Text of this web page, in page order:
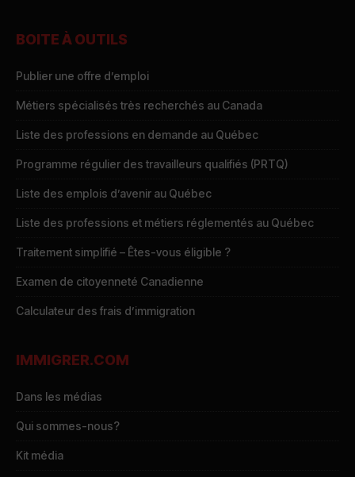
BOITE À OUTILS
Publier une offre d’emploi
Métiers spécialisés très recherchés au Canada
Liste des professions en demande au Québec
Programme régulier des travailleurs qualifiés (PRTQ)
Liste des emplois d’avenir au Québec
Liste des professions et métiers réglementés au Québec
Traitement simplifié – Êtes-vous éligible ?
Examen de citoyenneté Canadienne
Calculateur des frais d’immigration
IMMIGRER.COM
Dans les médias
Qui sommes-nous?
Kit média